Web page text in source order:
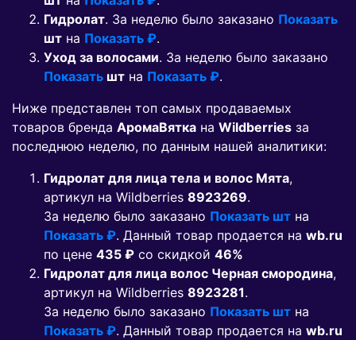
Гидролат. За неделю было заказано Показать
шт на Показать ₽.
Уход за волосами. За неделю было заказано
Показать шт на Показать ₽.
Ниже представлен топ самых продаваемых
товаров бренда АромаВятка на Wildberries за
последнюю неделю, по данным нашей аналитики:
Гидролат для лица тела и волос Мята,
артикул на Wildberries 8923269.
За неделю было заказано Показать шт на
Показать ₽. Данный товар продается на wb.ru
по цене 435 ₽ co скидкой 46%
Гидролат для лица волос Черная смородина,
артикул на Wildberries 8923281.
За неделю было заказано Показать шт на
Показать ₽. Данный товар продается на wb.ru